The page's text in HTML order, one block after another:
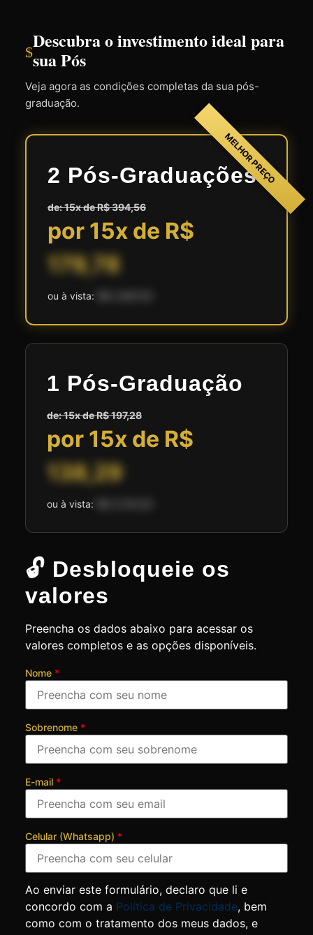
$Descubra o investimento ideal para
sua Pós
Veja agora as condições completas da sua pós-
graduação.
MELHOR PREÇO
2 Pós-Graduações
de: 15x de R$ 394,56
por 15x de R$
179,78
ou à vista:
1 Pós-Graduação
de: 15x de R$ 197,28
por 15x de R$
138,29
ou à vista:
🔓 Desbloqueie os
valores
Preencha os dados abaixo para acessar os
valores completos e as opções disponíveis.
Nome *
Sobrenome *
E-mail *
Celular (Whatsapp) *
Ao enviar este formulário, declaro que li e
concordo com a Política de Privacidade, bem
como com o tratamento dos meus dados, e